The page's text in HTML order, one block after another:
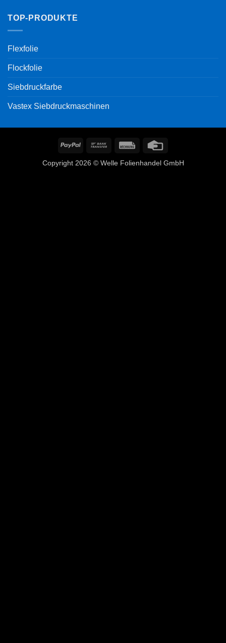
TOP-PRODUKTE
Flexfolie
Flockfolie
Siebdruckfarbe
Vastex Siebdruckmaschinen
PayPal
Bank
Rechung
Copyright 2026 © Welle Folienhandel GmbH